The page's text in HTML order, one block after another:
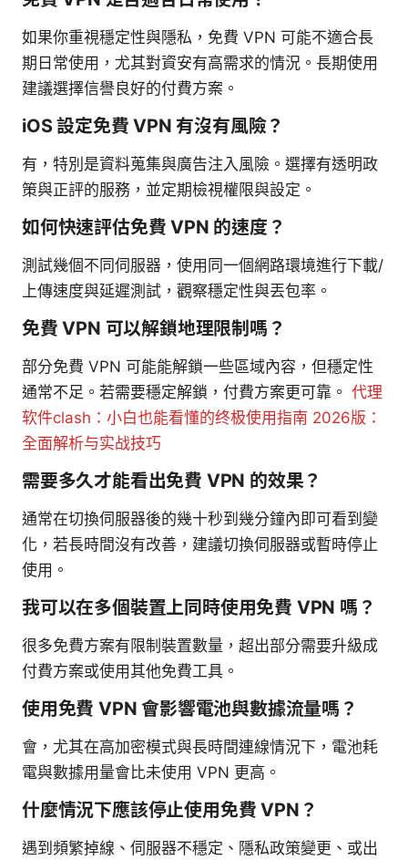
如果你重視穩定性與隱私，免費 VPN 可能不適合長
期日常使用，尤其對資安有高需求的情況。長期使用
建議選擇信譽良好的付費方案。
iOS 設定免費 VPN 有沒有風險？
有，特別是資料蒐集與廣告注入風險。選擇有透明政
策與正評的服務，並定期檢視權限與設定。
如何快速評估免費 VPN 的速度？
測試幾個不同伺服器，使用同一個網路環境進行下載/
上傳速度與延遲測試，觀察穩定性與丟包率。
免費 VPN 可以解鎖地理限制嗎？
部分免費 VPN 可能能解鎖一些區域內容，但穩定性
通常不足。若需要穩定解鎖，付費方案更可靠。 代理
软件clash：小白也能看懂的终极使用指南 2026版：
全面解析与实战技巧
需要多久才能看出免費 VPN 的效果？
通常在切換伺服器後的幾十秒到幾分鐘內即可看到變
化，若長時間沒有改善，建議切換伺服器或暫時停止
使用。
我可以在多個裝置上同時使用免費 VPN 嗎？
很多免費方案有限制裝置數量，超出部分需要升級成
付費方案或使用其他免費工具。
使用免費 VPN 會影響電池與數據流量嗎？
會，尤其在高加密模式與長時間連線情況下，電池耗
電與數據用量會比未使用 VPN 更高。
什麼情況下應該停止使用免費 VPN？
遇到頻繁掉線、伺服器不穩定、隱私政策變更、或出